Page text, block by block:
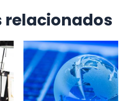
relacionados